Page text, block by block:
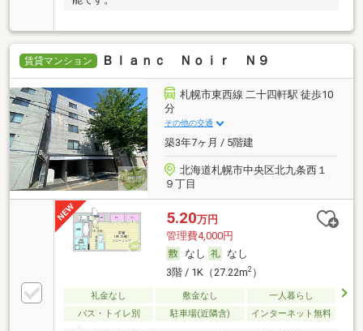
賃貸マンション Ｂｌａｎｃ Ｎｏｉｒ Ｎ９
札幌市東西線 二十四軒駅 徒歩10
分
その他の交通
築3年7ヶ月 / 5階建
北海道札幌市中央区北九条西１
９丁目
5.20万円
管理費4,000円
なし
なし
3階 / 1K（27.22m2）
礼金なし 敷金なし
一人暮らし
バス・トイレ別
駐車場(近隣含) インターネット無料